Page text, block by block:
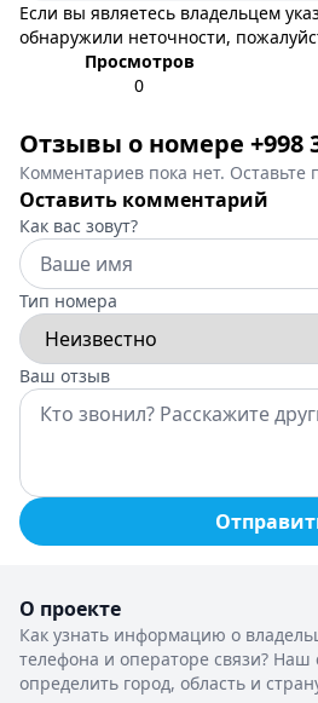
Если вы являетесь владельцем
обнаружили неточности,
Просмотров
0
Отзывы о номере +998
Комментариев пока нет. Оставьте
Оставить комментарий
Как вас зовут?
Тип номера
Ваш отзыв
О проекте
Как узнать информацию о
телефона и операторе связи?
определить город, область и